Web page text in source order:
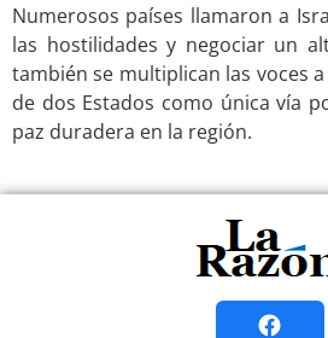
Numerosos países llamaron a
las hostilidades y negociar un
también se multiplican las voces
de dos Estados como única vía
paz duradera en la región.